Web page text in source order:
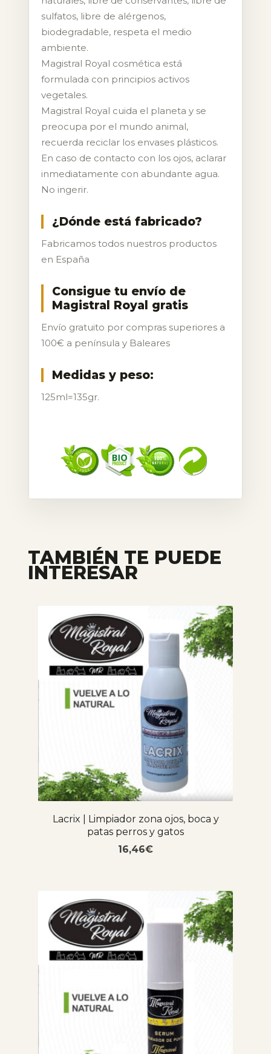
sulfatos, libre de alérgenos,
biodegradable, respeta el medio
ambiente.
Magistral Royal cosmética está
formulada con principios activos
vegetales.
Magistral Royal cuida el planeta y se
preocupa por el mundo animal,
recuerda reciclar los envases plásticos.
En caso de contacto con los ojos, aclarar
inmediatamente con abundante agua.
No ingerir.
¿Dónde está fabricado?
Fabricamos todos nuestros productos
en España
Consigue tu envío de
Magistral Royal gratis
Envío gratuito por compras superiores a
100€ a península y Baleares
Medidas y peso:
125ml=135gr.
TAMBIÉN TE PUEDE
INTERESAR
Lacrix | Limpiador zona ojos, boca y
patas perros y gatos
16,46€